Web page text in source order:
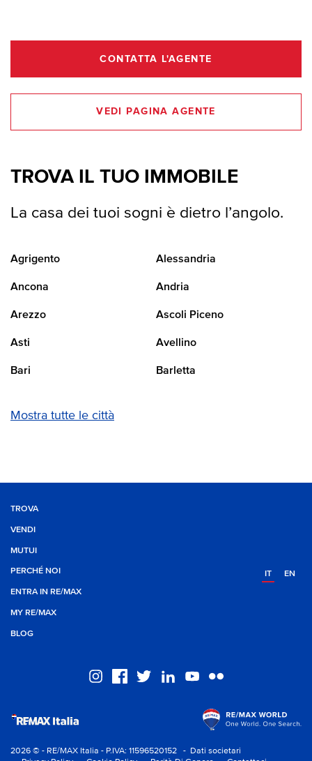
CONTATTA L'AGENTE
VEDI PAGINA AGENTE
TROVA IL TUO IMMOBILE
La casa dei tuoi sogni è dietro l’angolo.
Agrigento Alessandria
Ancona Andria
Arezzo Ascoli Piceno
Asti Avellino
Bari Barletta
Mostra tutte le città
TROVA
VENDI
MUTUI
PERCHÉ NOI
ENTRA IN RE/MAX
MY RE/MAX
BLOG
IT EN
2026 © - RE/MAX Italia - P.IVA: 11596520152
- Dati societari